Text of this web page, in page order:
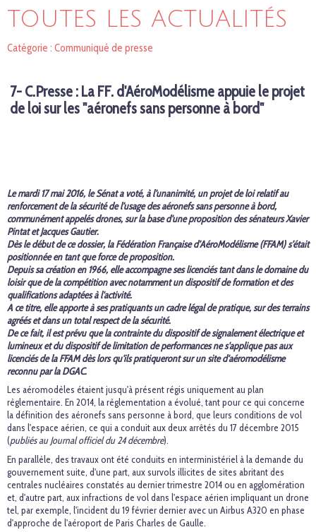
TOUTES LES ACTUALITÉS
Catégorie : Communiqué de presse
7- C.Presse : La FF. d'AéroModélisme appuie le projet
de loi sur les "aéronefs sans personne à bord"
Le mardi 17 mai 2016, le Sénat a voté, à l’unanimité, un projet de loi relatif au
renforcement de la sécurité de l’usage des aéronefs sans personne à bord,
communément appelés drones, sur la base d'une proposition des sénateurs Xavier
Pintat et Jacques Gautier.
Dès le début de ce dossier, la Fédération Française d’AéroModélisme (FFAM) s’était
positionnée en tant que force de proposition.
Depuis sa création en 1966, elle accompagne ses licenciés tant dans le domaine du
loisir que de la compétition avec notamment un dispositif de formation et des
qualifications adaptées à l'activité.
A ce titre, elle apporte à ses pratiquants un cadre légal de pratique, sur des terrains
agréés et dans un total respect de la sécurité.
De ce fait, il est prévu que la contrainte du dispositif de signalement électrique et
lumineux et du dispositif de limitation de performances ne s'applique pas aux
licenciés de la FFAM dès lors qu'ils pratiqueront sur un site d'aéromodélisme
reconnu par la DGAC.
Les aéromodèles étaient jusqu'à présent régis uniquement au plan
règlementaire. En 2014, la règlementation a évolué, tant pour ce qui concerne
la définition des aéronefs sans personne à bord, que leurs conditions de vol
dans l'espace aérien, ce qui a conduit aux deux arrêtés du 17 décembre 2015
(publiés au Journal officiel du 24 décembre).
En parallèle, des travaux ont été conduits en interministériel à la demande du
gouvernement suite, d'une part, aux survols illicites de sites abritant des
centrales nucléaires constatés au dernier trimestre 2014 ou en agglomération
et, d'autre part, aux infractions de vol dans l'espace aérien impliquant un drone
tel, par exemple, l'incident du 19 février dernier avec un Airbus A320 en phase
d'approche de l'aéroport de Paris Charles de Gaulle.